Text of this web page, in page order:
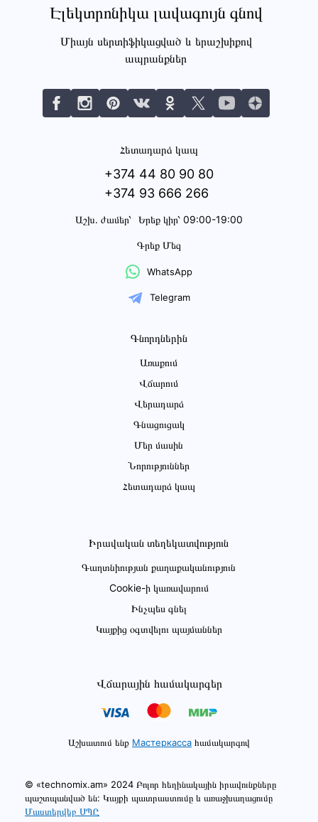
Էլեկտրոնիկա լավագույն գնով
Միայն սերտիֆիկացված և երաշխիքով
ապրանքներ
Հետադարձ կապ
+374 44 80 90 80
+374 93 666 266
Աշխ․ ժամեր՝ Երեք կիր՝ 09:00-19:00
Գրեք Մեզ
WhatsApp
Telegram
Գնորդներին
Առաքում
Վճարում
Վերադարձ
Գնացուցակ
Մեր մասին
Նորություններ
Հետադարձ կապ
Իրավական տեղեկատվություն
Գաղտնիության քաղաքականություն
Cookie-ի կառավարում
Ինչպես գնել
Կայքից օգտվելու պայմաններ
Վճարային համակարգեր
Աշխատում ենք Мастеркасса համակարգով
© «technomix.am» 2024 Բոլոր հեղինակային իրավունքները
պաշտպանված են: Կայքի պատրաստումը և առաջխաղացումը
Մաստերվեբ ՍՊԸ